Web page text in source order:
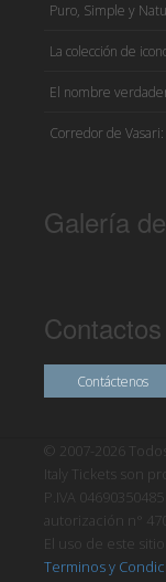
Puro, Simple y
La colección de
El nombre
Corredor de
Galería
Contactos
Contáctenos
© 2007-2026
Italy Tickets son
P.IVA
autorización n°
El uso de este
Terminos y